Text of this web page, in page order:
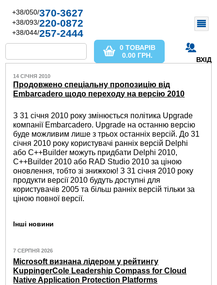
+38/050/370-3627
+38/093/220-0872
+38/044/257-2444
ВХІД
0 ТОВАРІВ
0.00 ГРН.
14 СІЧНЯ 2010
Продовжено спеціальну пропозицію від
Embarcadero щодо переходу на версію 2010
З 31 січня 2010 року змінюється політика Upgrade
компанії Embarcadero. Upgrade на останню версію
буде можливим лише з трьох останніх версій. До 31
січня 2010 року користувачі ранніх версій Delphi
або C++Builder можуть придбати Delphi 2010,
C++Builder 2010 або RAD Studio 2010 за ціною
оновлення, тобто зі знижкою! З 31 січня 2010 року
продукти версії 2010 будуть доступні для
користувачів 2005 та більш ранніх версій тільки за
ціною повної версії.
Інші новини
7 СЕРПНЯ 2026
Microsoft визнана лідером у рейтингу
KuppingerCole Leadership Compass for Cloud
Native Application Protection Platforms